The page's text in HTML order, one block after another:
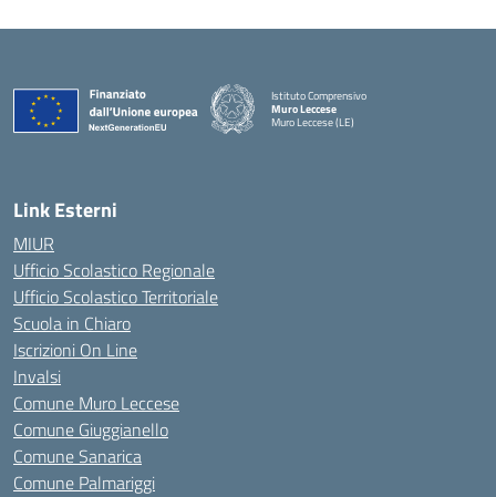
Istituto Comprensivo
Muro Leccese
Muro Leccese (LE)
Link Esterni
MIUR
Ufficio Scolastico Regionale
Ufficio Scolastico Territoriale
Scuola in Chiaro
Iscrizioni On Line
Invalsi
Comune Muro Leccese
Comune Giuggianello
Comune Sanarica
Comune Palmariggi